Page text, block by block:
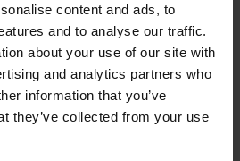
content and ads, to
and to analyse our traffic.
about your use of our site with
and analytics partners who
information that you’ve
they’ve collected from your use
zeer geschikt om als afdichting van
worden gebruikt, als extra of ter
temperatuur tot 550 °C
te knippen of snijden
met hittebestendige lijm